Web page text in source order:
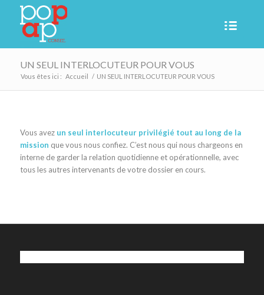
UN SEUL INTERLOCUTEUR POUR VOUS
Vous êtes ici : Accueil / UN SEUL INTERLOCUTEUR POUR VOUS
Vous avezun seul interlocuteur privilégié tout au long de la
mission que vous nous confiez. C’est nous qui nous chargeons en
interne de garder la relation quotidienne et opérationnelle, avec
tous les autres intervenants de votre dossier en cours.